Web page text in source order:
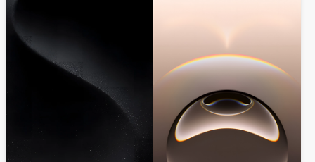
переходами.